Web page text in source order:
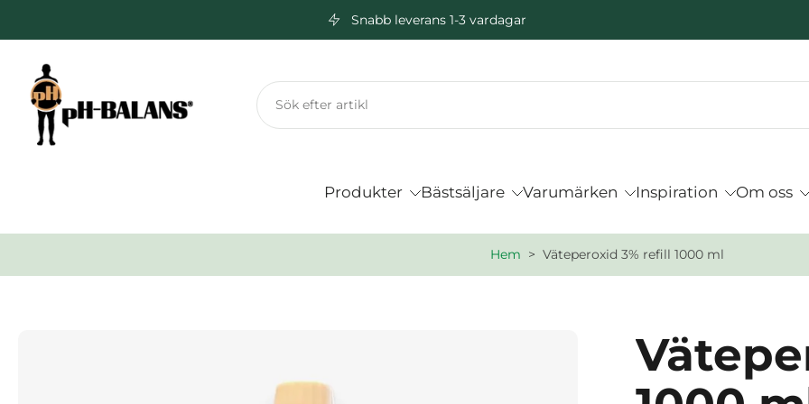
till
innehåll
Snabb leverans 1-3 vardagar
Produkter Bästsäljare Varumärken Inspiration Om oss
Hem > Väteperoxid 3% refill 1000 ml